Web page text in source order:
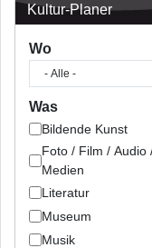
Kultur-Planer
Wo
Was
Bildende Kunst
Foto / Film / Audio
Medien
Literatur
Museum
Musik